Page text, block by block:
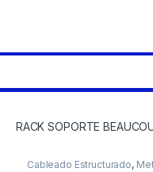
RACK SOPORTE
Cableado Estructurado,